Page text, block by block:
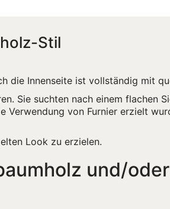
Stil
die Innenseite ist vollständig mit
Sie suchten nach einem flachen
von Furnier erzielt
Look zu erzielen.
und/